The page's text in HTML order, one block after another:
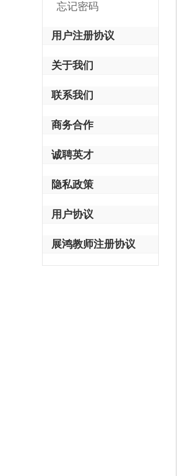
忘记密码
用户注册协议
关于我们
联系我们
商务合作
诚聘英才
隐私政策
用户协议
展鸿教师注册协议